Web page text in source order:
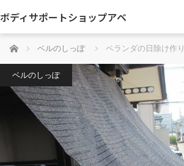
ボディサポートショップアベ
ホーム ベルのしっぽ ベランダの日除け作り
ベルのしっぽ